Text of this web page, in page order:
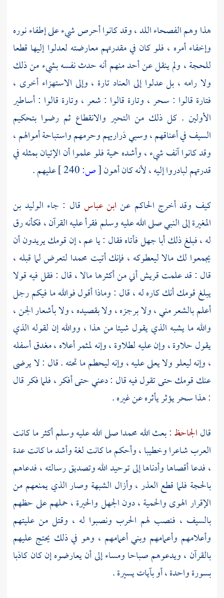
هذا وهم الفصحاء اللد ، وقد كانوا أحرص شيء على إطفاء نوره
وإخفاء أمره ، فلو كان في مقدرتهم معارضته لعدلوا إليها قطعا
للحجة ، ولم ينقل عن أحد منهم أنه حدث نفسه بشيء من ذلك
ولا رامه ، بل عدلوا إلى العناد تارة ، وإلى الاستهزاء أخرى ،
فتارة قالوا : سحر ، وتارة قالوا : شعر ، وتارة قالوا : أساطير
الأولين . كل ذلك من التحير والانقطاع ثم رضوا بتحكيم
السيف في أعناقهم ، وسبي ذراريهم وحرمهم واستباحة أموالهم ،
وقد كانوا آنف شيء ، وأشده حمية فلو علموا أن الإتيان بمثله في
قدرتهم لبادروا إليه ، لأنه كان أهون[ص:
عليهم .
كيف وقد أخرج الحاكم عن ابن عباس قال : جاء الوليد بن
المغيرةإلى النبي صلى الله عليه وسلم فقرأ عليه القرآن ، فكأنه رق
له ، فبلغ ذلكأبا جهلفأتاه فقال : يا عم ، إن قومك يريدون أن
يجمعوا لك مالا ليعطوكه ، فإنك أتيت محمدا لتعرض لما قبله ،
قال : قد علمتقريشأني من أكثرها مالا ، قال : فقل فيه قولا
يبلغ قومك أنك كاره له ، قال : وماذا أقول فوالله ما فيكم رجل
أعلم بالشعر مني ، ولا برجزه ، ولا بقصيده ، ولا بأشعار الجن ،
والله ما يشبه الذي يقول شيئا من هذا ، ووالله إن لقوله الذي
يقول حلاوة ، وإن عليه لطلاوة ، وإنه لمثمر أعلاه ، مغدق أسفله
، وإنه ليعلو ولا يعلى عليه ، وإنه ليحطم ما تحته . قال : لا يرضى
عنك قومك حتى تقول فيه قال : دعني حتى أفكر ، فلما فكر قال
: هذا سحر يؤثر يأثره عن غيره .
قالالجاحظ: بعث اللهمحمداصلى الله عليه وسلم أكثر ما كانت
العرب شاعرا وخطيبا ، وأحكم ما كانت لغة وأشد ما كانت عدة
، فدعا أقصاها وأدناها إلى توحيد الله وتصديق رسالته ، فدعاهم
بالحجة فلما قطع العذر ، وأزال الشبهة وصار الذي يمنعهم من
الإقرار الهوى والحمية ، دون الجهل والحيرة ، حملهم على حظهم
بالسيف ، فنصب لهم الحرب ونصبوا له ، وقتل من عليتهم
وأعلامهم وأعمامهم وبني أعمامهم ، وهو في ذلك يحتج عليهم
بالقرآن ، ويدعوهم صباحا ومساء إلى أن يعارضوه إن كان كاذبا
بسورة واحدة ، أو بآيات يسيرة .